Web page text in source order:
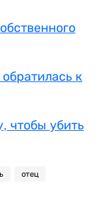
к
чтобы убить
отец